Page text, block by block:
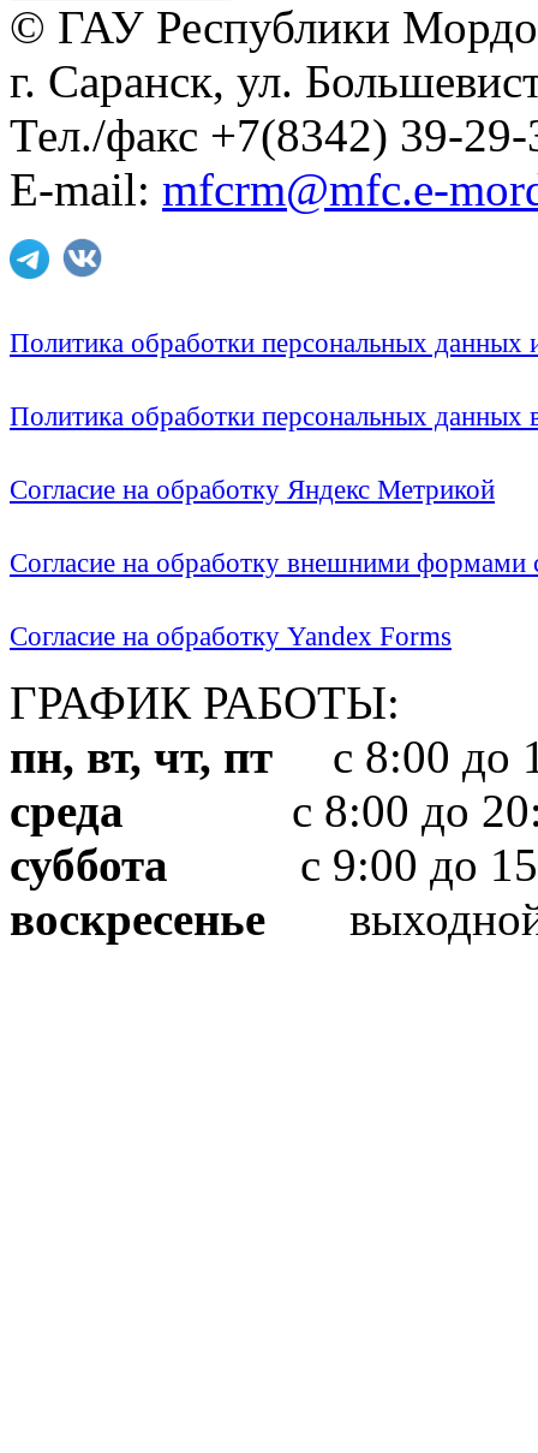
© ГАУ Республики
г. Саранск, ул.
Тел./факс +7(8342) 39-29-
E-mail: mfcrm@mfc.e-
Политика обработки персональных
Политика обработки персональных
Согласие на обработку Яндекс Метрикой
Согласие на обработку внешними формами
Согласие на обработку Yandex Forms
ГРАФИК РАБОТЫ:
пн, вт, чт, пт с 8:00 до
среда с 8:00 до
суббота с 9:00 до
воскресенье